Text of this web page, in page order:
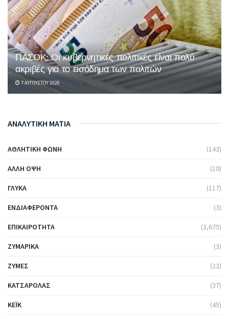
ΠΑΣΟΚ: Οι κυβερνητικές πολιτικές είναι πολύ
ακριβές για το εισόδημα των πολιτών
7 ΑΥΓΟΎΣΤΟΥ 2026
ΑΝΑΛΥΤΙΚΗ ΜΑΤΙΑ
ΑΘΛΗΤΙΚΉ ΦΩΝΉ (143)
ΆΛΛΗ ΌΨΗ (10)
ΓΛΥΚΆ (117)
ΕΝΔΙΑΦΈΡΟΝΤΑ (3)
ΕΠΙΚΑΙΡΌΤΗΤΑ (3,675)
ΖΥΜΑΡΙΚΆ (3)
ΖΎΜΕΣ (22)
ΚΑΤΣΑΡΌΛΑΣ (37)
ΚΈΙΚ (45)